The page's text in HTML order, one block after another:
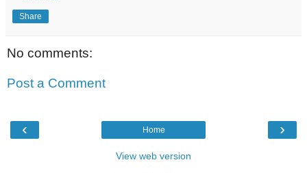
Share
No comments:
Post a Comment
‹ ›
Home
View web version